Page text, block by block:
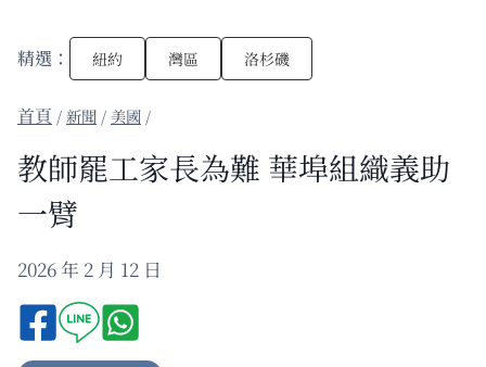
精選： 紐約 灣區 洛杉磯
/新聞 / 美國 /
教師罷工家長為難 華埠組織義助
一臂
2026 年 2 月 12 日